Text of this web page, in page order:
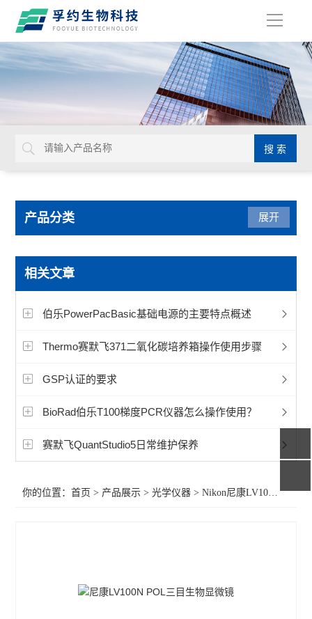
导
产品分类
光学仪器
USHIO牛尾检查光源装置检查灯
显微镜相机
徕卡Mateo TL倒置数字显微镜
孚约显微镜摄像头相机
蔡司Axioscope 7光学显微镜
蔡司Stemi 508体视显微镜
金相显微镜
展开
相关文章
伯乐PowerPacBasic基础电源的主要特点概述
Thermo赛默飞371二氧化碳培养箱操作使用步骤
GSP认证的要求
BioRad伯乐T100梯度PCR仪器怎么操作使用？
赛默飞QuantStudio5日常维护保养
你的位置：首页 > 产品展示 >光学仪器 >Nikon尼康LV100N POL生物显微镜